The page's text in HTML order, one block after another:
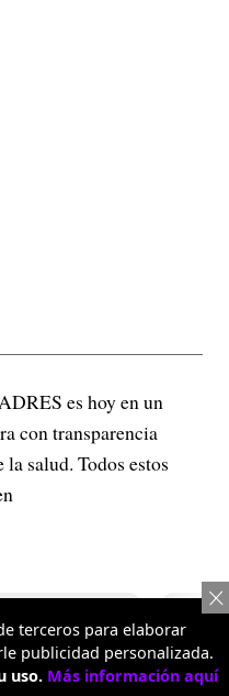
es hoy en un
con transparencia
salud. Todos estos
terceros para elaborar
publicidad personalizada.
uso. Más información aquí